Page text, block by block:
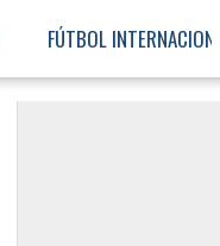
FÚTBOL INTERNACIONAL